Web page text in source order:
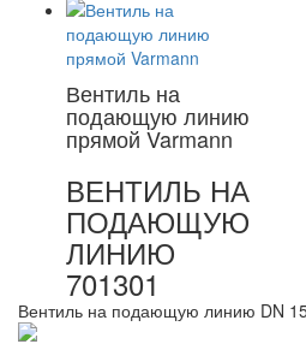
Вентиль на
подающую линию
прямой Varmann
ВЕНТИЛЬ НА
ПОДАЮЩУЮ
ЛИНИЮ
701301
Вентиль на подающую линию DN